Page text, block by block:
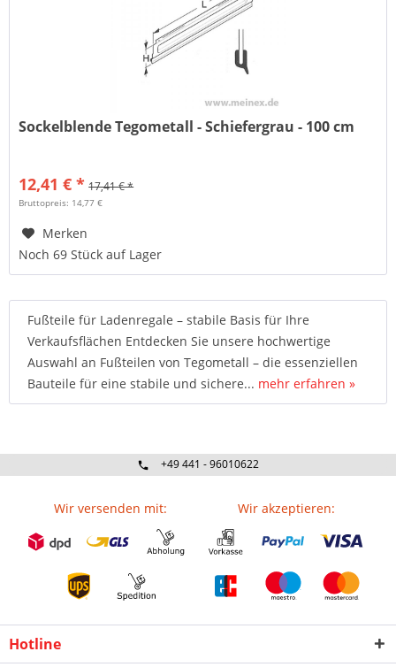
Sockelblende Tegometall - Schiefergrau - 100 cm
12,41 € * 17,41 € *
Bruttopreis: 14,77 €
Merken
Noch 69 Stück auf Lager
Fußteile für Ladenregale – stabile Basis für Ihre
Verkaufsflächen Entdecken Sie unsere hochwertige
Auswahl an Fußteilen von Tegometall – die essenziellen
Bauteile für eine stabile und sichere... mehr erfahren »
+49 441 - 96010622
Wir versenden mit: Wir akzeptieren:
Hotline